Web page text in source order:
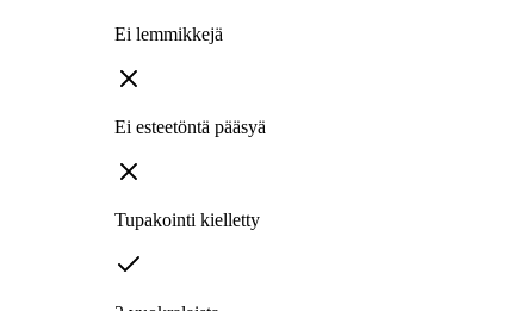
Ei lemmikkejä
Ei esteetöntä pääsyä
Tupakointi kielletty